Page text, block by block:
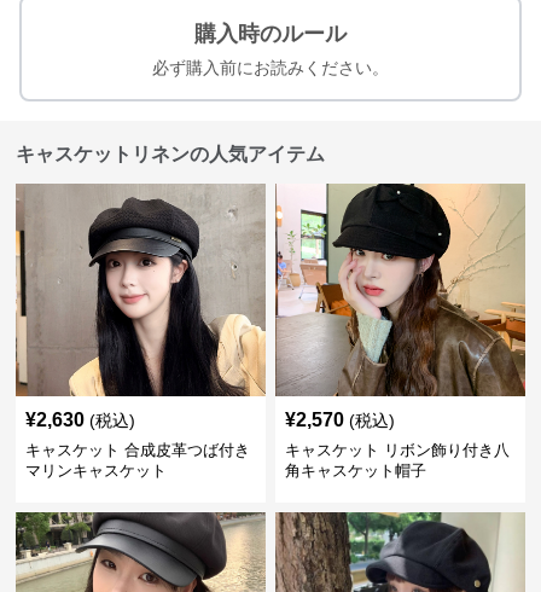
購入時のルール
必ず購入前にお読みください。
キャスケットリネンの人気アイテム
¥2,630 (税込)
キャスケット 合成皮革つば付き
マリンキャスケット
¥2,570 (税込)
キャスケット リボン飾り付き八
角キャスケット帽子